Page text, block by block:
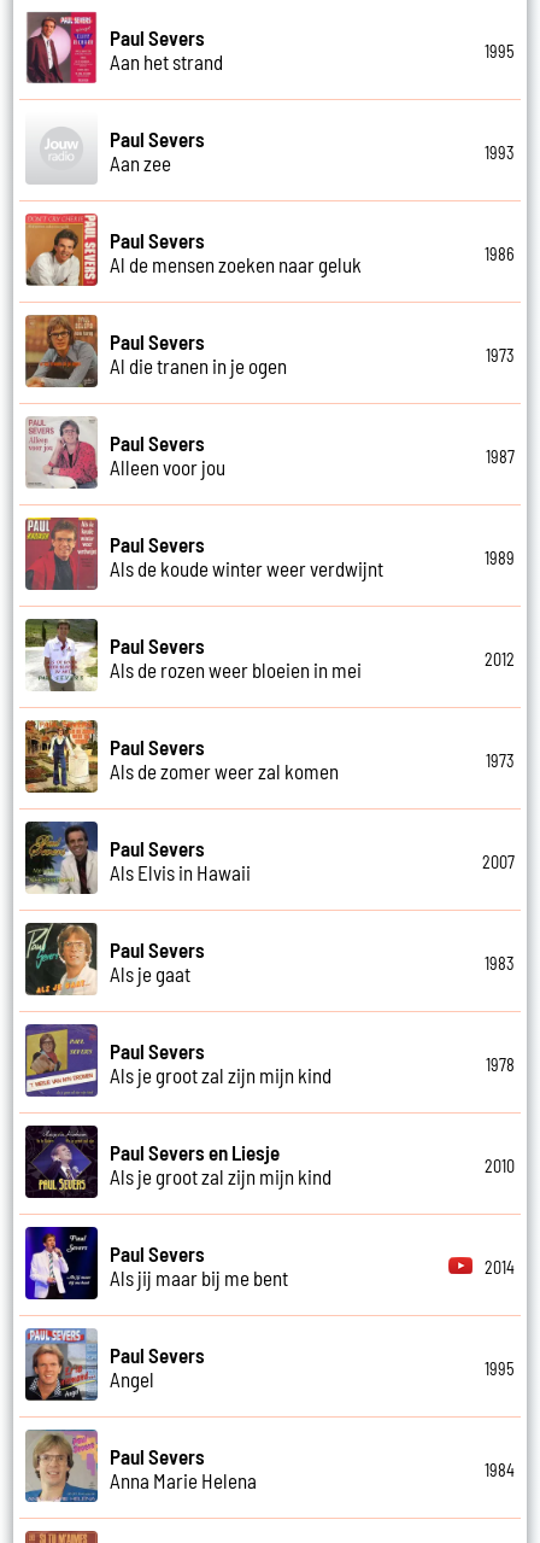
Paul Severs
Aan het strand
1995
Paul Severs
Aan zee
1993
Paul Severs
Al de mensen zoeken naar geluk
1986
Paul Severs
Al die tranen in je ogen
1973
Paul Severs
Alleen voor jou
1987
Paul Severs
Als de koude winter weer verdwijnt
1989
Paul Severs
Als de rozen weer bloeien in mei
2012
Paul Severs
Als de zomer weer zal komen
1973
Paul Severs
Als Elvis in Hawaii
2007
Paul Severs
Als je gaat
1983
Paul Severs
Als je groot zal zijn mijn kind
1978
Paul Severs en Liesje
Als je groot zal zijn mijn kind
2010
Paul Severs
Als jij maar bij me bent
2014
Paul Severs
Angel
1995
Paul Severs
Anna Marie Helena
1984